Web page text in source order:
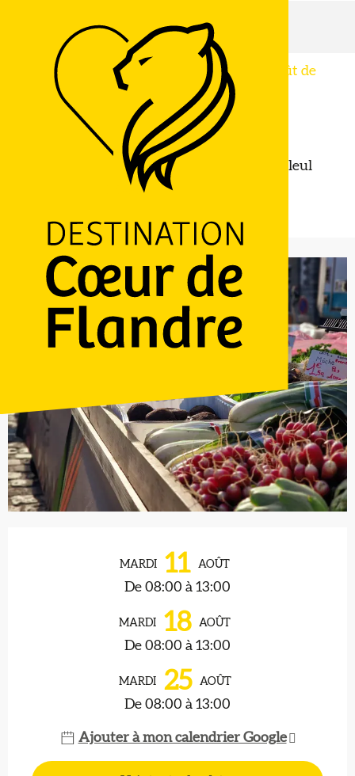
LOGO
Mardi 4 août de 08:00 à 13:00 / Mardi 11 août de
08:00 à 13:00 / ...
Marché de Bailleul
TERROIR, SAVOIR-FAIRE ET BROCANTES MARCHÉ
Place du Cardinal Achille Liénart, 59270 Bailleul
MARDI 11 AOÛT
De 08:00 à 13:00
MARDI 18 AOÛT
De 08:00 à 13:00
MARDI 25 AOÛT
De 08:00 à 13:00
Ajouter à mon calendrier Google